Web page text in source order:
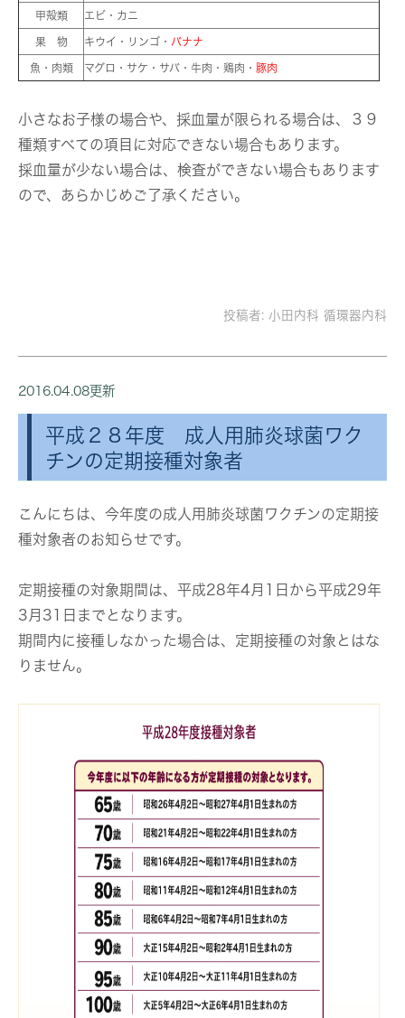
甲殻類 エビ・カニ
果 物 キウイ・リンゴ・ バナナ
魚・肉類 マグロ・サケ・サバ・牛肉・鶏肉・ 豚肉
小さなお子様の場合や、採血量が限られる場合は、３９
種類すべての項目に対応できない場合もあります。
採血量が少ない場合は、検査ができない場合もあります
ので、あらかじめご了承ください。
投稿者: 小田内科 循環器内科
2016.04.08更新
平成２８年度 成人用肺炎球菌ワク
チンの定期接種対象者
こんにちは、今年度の成人用肺炎球菌ワクチンの定期接
種対象者のお知らせです。
定期接種の対象期間は、平成28年4月1日から平成29年
3月31日までとなります。
期間内に接種しなかった場合は、定期接種の対象とはな
りません。